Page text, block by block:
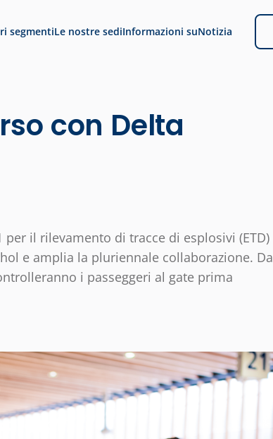
segmentiLe nostre sediInformazioni suNotizia
con Delta
per il rilevamento di tracce di esplosivi (ETD)
e amplia la pluriennale collaborazione. Da
i passeggeri al gate prima